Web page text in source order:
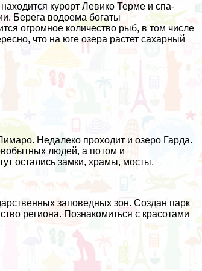
курорт Левико Терме и спа-
Берега водоема богаты
огромное количество рыб, в том числе
что на юге озера растет сахарный
Недалеко проходит и озеро Гарда.
людей, а потом и
остались замки, храмы, мосты,
заповедных зон. Создан парк
региона. Познакомиться с красотами